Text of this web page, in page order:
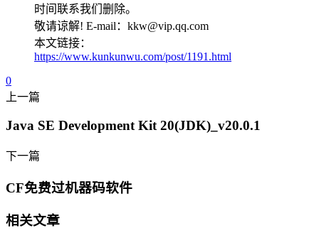
时间联系我们删除。
敬请谅解! E-mail：kkw@vip.qq.com
本文链接：
https://www.kunkunwu.com/post/1191.html
0
上一篇
Java SE Development Kit 20(JDK)_v20.0.1
下一篇
CF免费过机器码软件
相关文章